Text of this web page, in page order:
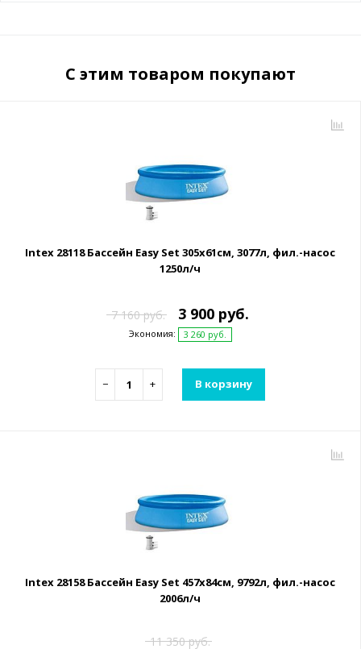
С этим товаром покупают
Intex 28118 Бассейн Easy Set 305х61см, 3077л, фил.-насос
1250л/ч
7 160 руб. 3 900 руб.
Экономия: 3 260 руб.
− + В корзину
Intex 28158 Бассейн Easy Set 457х84см, 9792л, фил.-насос
2006л/ч
11 350 руб.